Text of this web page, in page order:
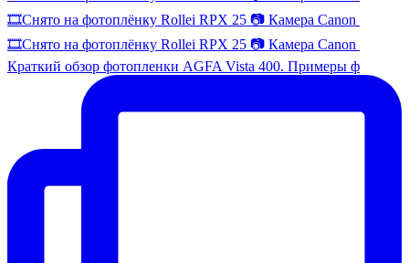
🎞️Снято на фотоплёнку Rollei RPX 25 📷 Камера Canon
🎞️Снято на фотоплёнку Rollei RPX 25 📷 Камера Canon
Краткий обзор фотопленки AGFA Vista 400. Примеры ф